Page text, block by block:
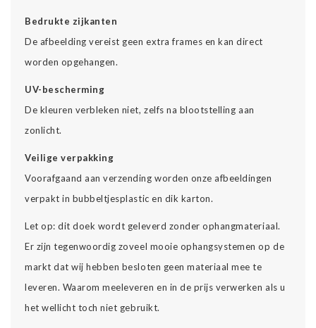
Bedrukte zijkanten
De afbeelding vereist geen extra frames en kan direct
worden opgehangen.
UV-bescherming
De kleuren verbleken niet, zelfs na blootstelling aan
zonlicht.
Veilige verpakking
Voorafgaand aan verzending worden onze afbeeldingen
verpakt in bubbeltjesplastic en dik karton.
Let op: dit doek wordt geleverd zonder ophangmateriaal.
Er zijn tegenwoordig zoveel mooie ophangsystemen op de
markt dat wij hebben besloten geen materiaal mee te
leveren. Waarom meeleveren en in de prijs verwerken als u
het wellicht toch niet gebruikt.